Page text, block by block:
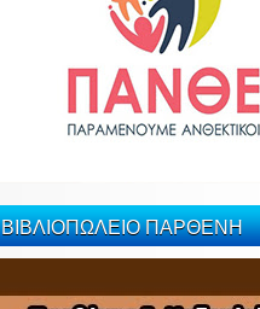
ΒΙΒΛΙΟΠΩΛΕΙΟ ΠΑΡΘΕΝΗ